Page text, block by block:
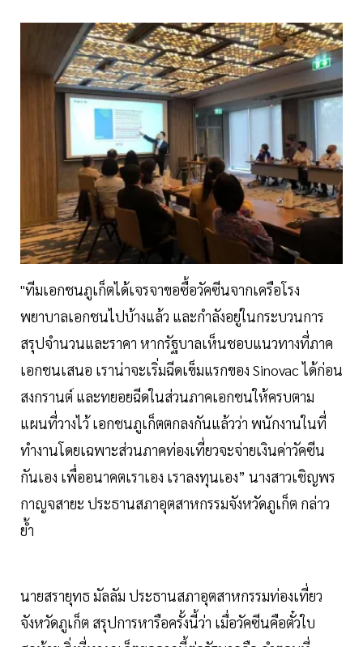
"ทีมเอกชนภูเก็ตได้เจรจาขอซื้อวัคซีนจากเครือโรง
พยาบาลเอกชนไปบ้างแล้ว และกำลังอยู่ในกระบวนการ
สรุปจำนวนและราคา หากรัฐบาลเห็นชอบแนวทางที่ภาค
เอกชนเสนอ เราน่าจะเริ่มฉีดเข็มแรกของ Sinovac ได้ก่อน
สงกรานต์ และทยอยฉีดในส่วนภาคเอกชนให้ครบตาม
แผนที่วางไว้ เอกชนภูเก็ตตกลงกันแล้วว่า พนักงานในที่
ทำงานโดยเฉพาะส่วนภาคท่องเที่ยวจะจ่ายเงินค่าวัคซีน
กันเอง เพื่ออนาคตเราเอง เราลงทุนเอง” นางสาวเชิญพร
กาญจสายะ ประธานสภาอุตสาหกรรมจังหวัดภูเก็ต กล่าว
ย้ำ
นายสรายุทธ มัลลัม ประธานสภาอุตสาหกรรมท่องเที่ยว
จังหวัดภูเก็ต สรุปการหารือครั้งนี้ว่า เมื่อวัคซีนคือตั๋วใบ